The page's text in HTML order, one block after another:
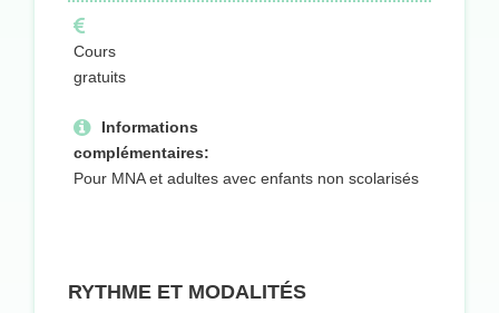
Cours
gratuits
Informations
complémentaires:
Pour MNA et adultes avec enfants non scolarisés
RYTHME ET MODALITÉS